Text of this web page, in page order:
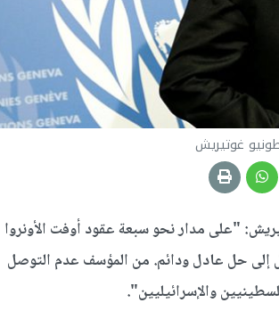
غوتيريش
"على مدار نحو سبعة عقود أوفت الأونروا
إلى حل عادل ودائم. من المؤسف عدم التوصل
والإسرائيليين".